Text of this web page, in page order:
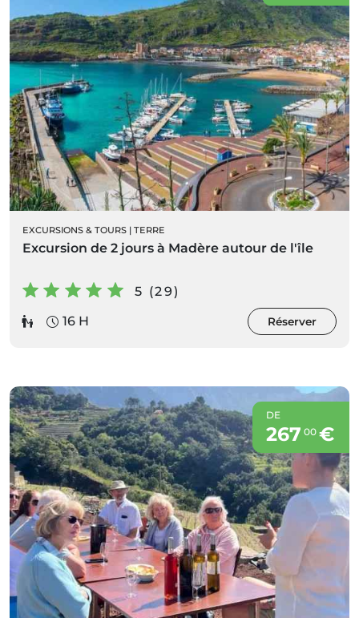
EXCURSIONS & TOURS | TERRE
Excursion de 2 jours à Madère autour de l'île
5 (29)
16 H
Réserver
DE
267 00€